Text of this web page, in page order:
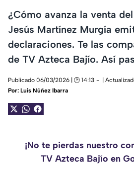
¿Cómo avanza la venta
Jesús Martínez Murgía
declaraciones. Te las
de TV Azteca Bajío. Así
Publicado 06/03/2026 | 🕑 14:13
|
Por: Luis Núñez Ibarra
¡No te pierdas nuestro
TV Azteca Bajío en